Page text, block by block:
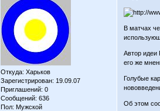
Откуда: Харьков
Зарегистрирован: 19.09.07
Приглашений: 0
Сообщений: 636
Пол: Мужской
В матчах
Автор идеи
его же
Голубые
Об этом